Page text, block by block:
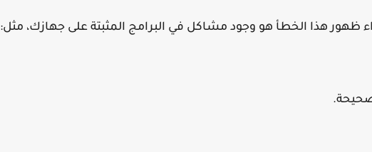
ظهور هذا الخطأ هو وجود مشاكل في البرامج المثبتة على جهازك، مثل: